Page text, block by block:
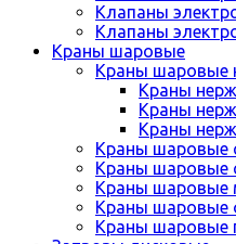
Клапаны
Клапаны
Краны шаровые
Краны шаровые
Краны
Краны
Краны
Краны шаровые
Краны шаровые
Краны шаровые
Краны шаровые
Краны шаровые